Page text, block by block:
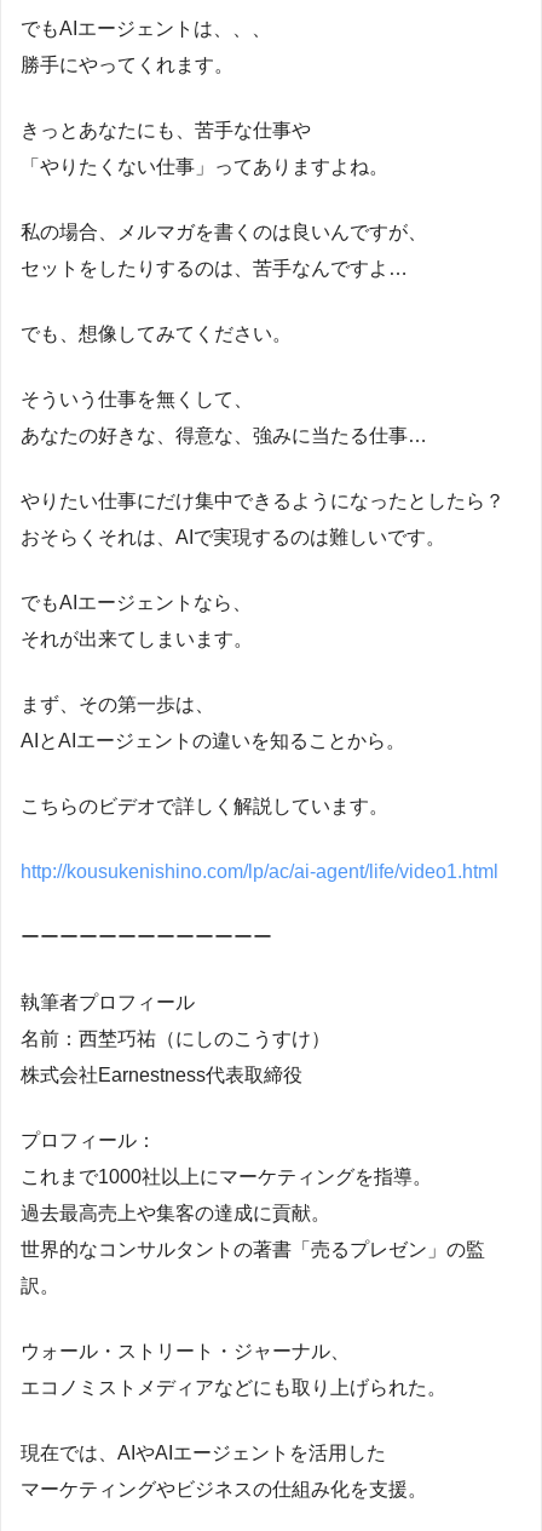
でもAIエージェントは、、、
勝手にやってくれます。
きっとあなたにも、苦手な仕事や
「やりたくない仕事」ってありますよね。
私の場合、メルマガを書くのは良いんですが、
セットをしたりするのは、苦手なんですよ…
でも、想像してみてください。
そういう仕事を無くして、
あなたの好きな、得意な、強みに当たる仕事…
やりたい仕事にだけ集中できるようになったとしたら？
おそらくそれは、AIで実現するのは難しいです。
でもAIエージェントなら、
それが出来てしまいます。
まず、その第一歩は、
AIとAIエージェントの違いを知ることから。
こちらのビデオで詳しく解説しています。
http://kousukenishino.com/lp/ac/ai-agent/life/video1.html
ーーーーーーーーーーーーー
執筆者プロフィール
名前：西埜巧祐（にしのこうすけ）
株式会社Earnestness代表取締役
プロフィール：
これまで1000社以上にマーケティングを指導。
過去最高売上や集客の達成に貢献。
世界的なコンサルタントの著書「売るプレゼン」の監
訳。
ウォール・ストリート・ジャーナル、
エコノミストメディアなどにも取り上げられた。
現在では、AIやAIエージェントを活用した
マーケティングやビジネスの仕組み化を支援。